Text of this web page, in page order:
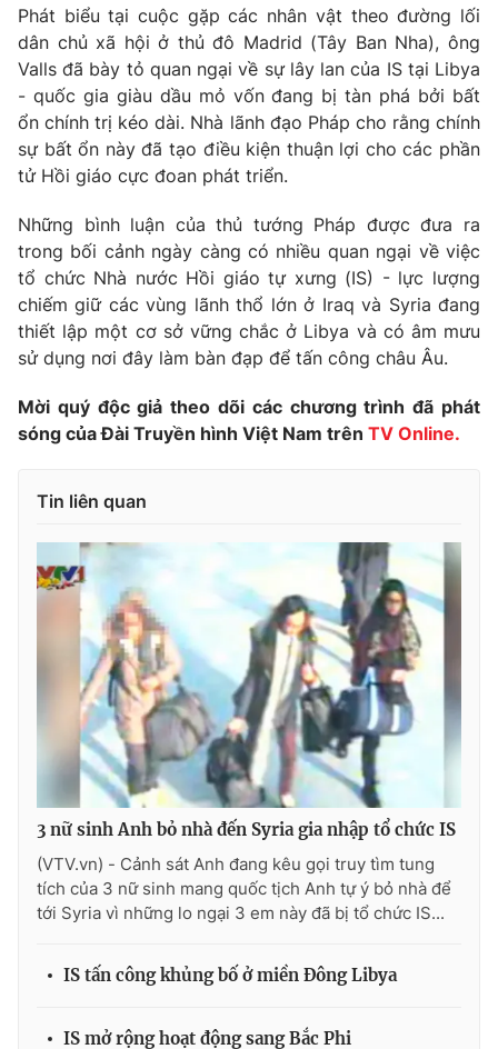
Góc doanh nghiệp
Truyền hình
Phim VTV
Hậu trường
Nhân vật
Khán giả
Giải sao mai
Giải trí
Điện ảnh
Âm nhạc
Sao
Đời sống
Du lịch
Làm đẹp
Chất lượng cuộc sống
Tuyển sinh
Học trực tuyến
Công nghệ
Hitech Công nghệ tương lai
Sản phẩm
Thị trường
Tư vấn
Giao lưu trực tuyến
Lịch phát sóng
Photo Infographic
Shorts video
VTV Money VTV Thể thao
VTV Sức khoẻ Bất động sản
Thị trường 24h Tấm lòng Việt
VTV4 Vươn mình bằng AI
VTV9 VTV8
Liên hệ tòa soạn English
Phát biểu tại cuộc gặp các nhân vật theo đường lối
dân chủ xã hội ở thủ đô Madrid (Tây Ban Nha), ông
Valls đã bày tỏ quan ngại về sự lây lan của IS tại Libya
- quốc gia giàu dầu mỏ vốn đang bị tàn phá bởi bất
ổn chính trị kéo dài. Nhà lãnh đạo Pháp cho rằng chính
sự bất ổn này đã tạo điều kiện thuận lợi cho các phần
tử Hồi giáo cực đoan phát triển.
Những bình luận của thủ tướng Pháp được đưa ra
trong bối cảnh ngày càng có nhiều quan ngại về việc
tổ chức Nhà nước Hồi giáo tự xưng (IS) - lực lượng
chiếm giữ các vùng lãnh thổ lớn ở Iraq và Syria đang
thiết lập một cơ sở vững chắc ở Libya và có âm mưu
sử dụng nơi đây làm bàn đạp để tấn công châu Âu.
Mời quý độc giả theo dõi các chương trình đã phát
sóng của Đài Truyền hình Việt Nam trên TV Online.
Tin liên quan
3 nữ sinh Anh bỏ nhà đến Syria gia nhập tổ chức IS
(VTV.vn) - Cảnh sát Anh đang kêu gọi truy tìm tung
tích của 3 nữ sinh mang quốc tịch Anh tự ý bỏ nhà để
tới Syria vì những lo ngại 3 em này đã bị tổ chức IS...
IS tấn công khủng bố ở miền Đông Libya
IS mở rộng hoạt động sang Bắc Phi